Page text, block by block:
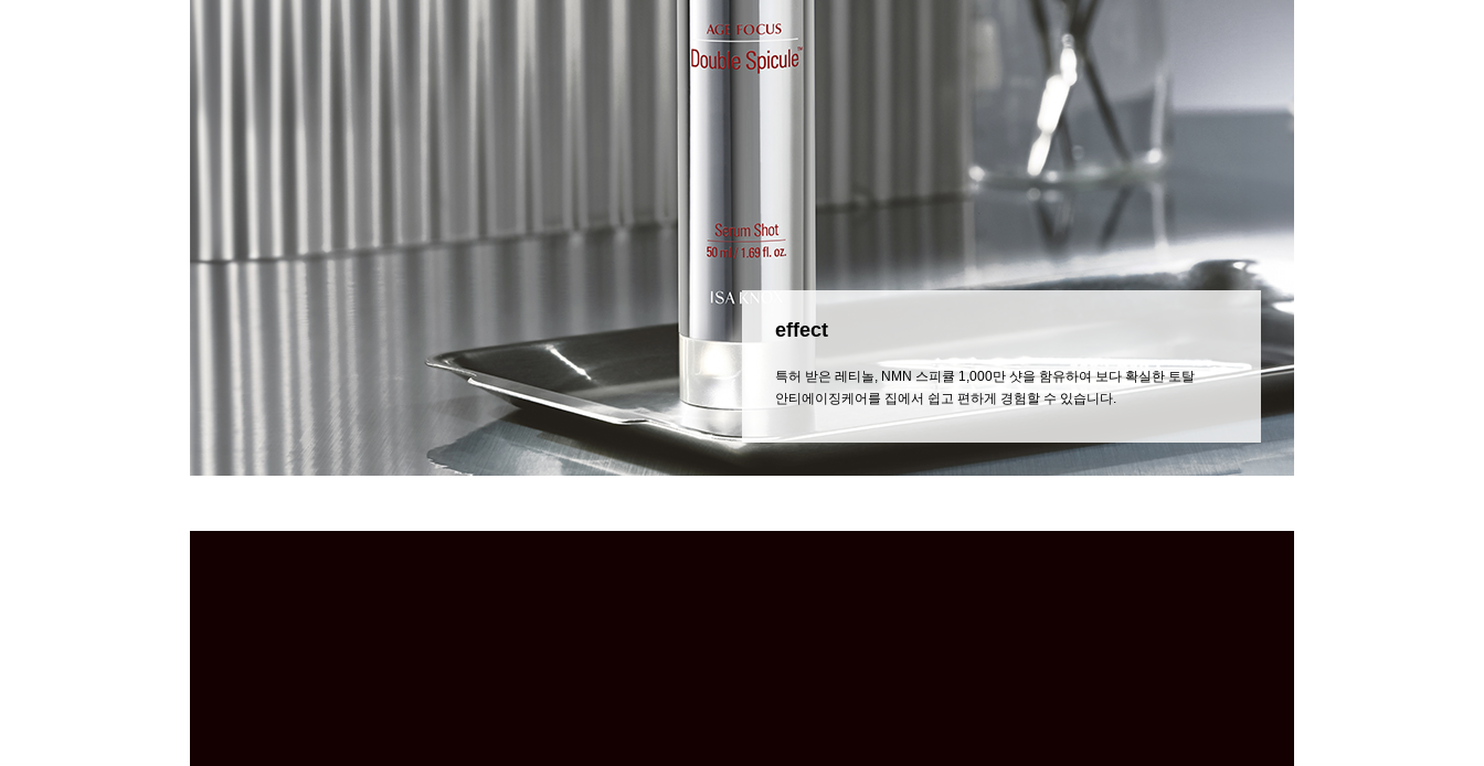
effect
특허 받은 레티놀, NMN 스피큘 1,000만 샷을 함유하여 보다 확실한 토탈
안티에이징케어를 집에서 쉽고 편하게 경험할 수 있습니다.